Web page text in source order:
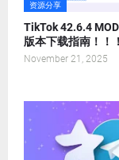
资源分享
TikTok 42.6.4
版本下载指南！！！
November 21, 2025